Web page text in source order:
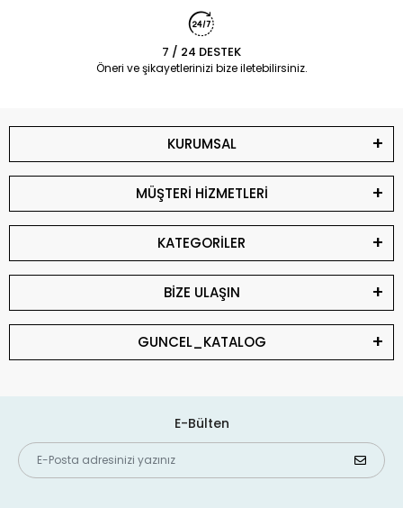
7 / 24 DESTEK
Öneri ve şikayetlerinizi bize iletebilirsiniz.
KURUMSAL
MÜŞTERİ HİZMETLERİ
KATEGORİLER
BİZE ULAŞIN
GUNCEL_KATALOG
E-Bülten